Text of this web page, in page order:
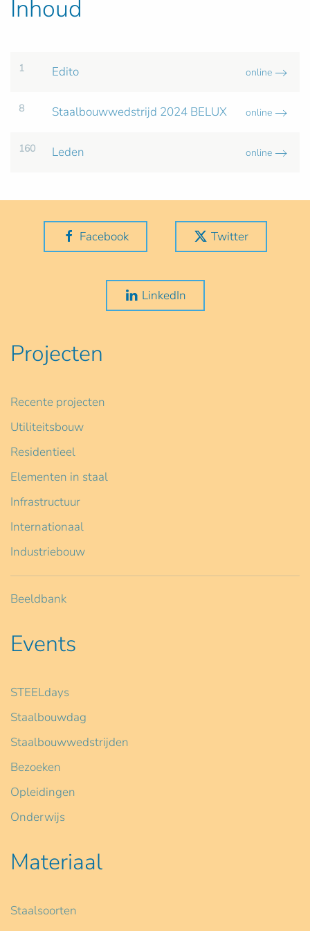
Inhoud
1 Edito online
8 Staalbouwwedstrijd 2024 BELUX online
160 Leden online
Facebook Twitter
LinkedIn
Projecten
Recente projecten
Utiliteitsbouw
Residentieel
Elementen in staal
Infrastructuur
Internationaal
Industriebouw
Beeldbank
Events
STEELdays
Staalbouwdag
Staalbouwwedstrijden
Bezoeken
Opleidingen
Onderwijs
Materiaal
Staalsoorten